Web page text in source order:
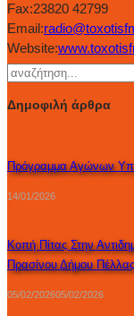
Fax:23820 42799
Email:
Website:
Δημοφιλή άρθρα
Πρόγραμμα Αγώνων
14/01/2026
Κοπή Πίτας Στην
Πρασίνου Δήμου Πέλλας
05/02/202605/02/2026